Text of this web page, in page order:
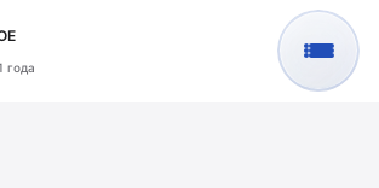
года